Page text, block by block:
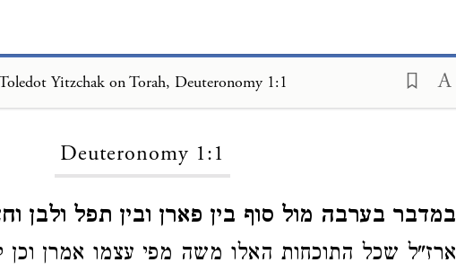
Yitzchak on Torah, Deuteronomy 1:1
Deuteronomy 1:1
במדבר בערבה מול סוף בין פארן ובין תפל ולבן
ארז"ל שכל התוכחות האלו משה מפי עצמו אמרן